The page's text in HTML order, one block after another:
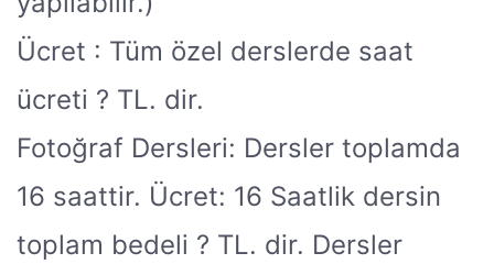
Ücret : Tüm özel derslerde saat
ücreti ? TL. dir.
Fotoğraf Dersleri: Dersler toplamda
16 saattir. Ücret: 16 Saatlik dersin
toplam bedeli ? TL. dir. Dersler